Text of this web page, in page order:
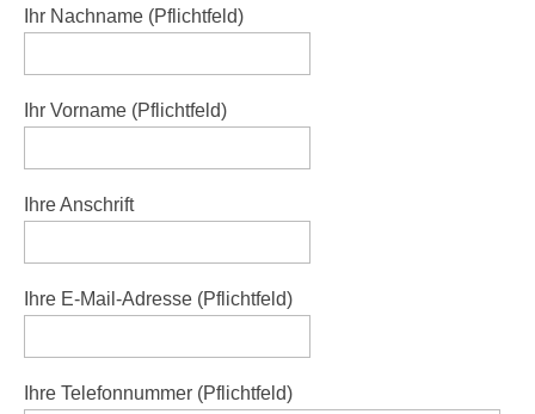
Ihr Nachname (Pflichtfeld)
Ihr Vorname (Pflichtfeld)
Ihre Anschrift
Ihre E-Mail-Adresse (Pflichtfeld)
Ihre Telefonnummer (Pflichtfeld)